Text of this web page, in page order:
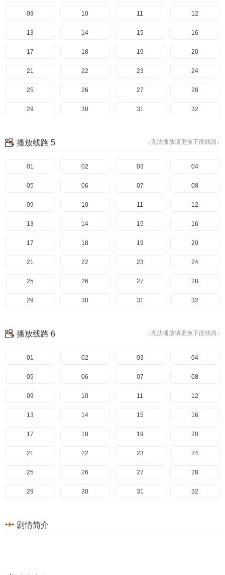
129 130 131 132
133 134 135 136
137 138 139 140
141 142 143 144
145 146 147 148
149 150 151 152
157
161 162 163 164
165 166 167 168
169 170 171 172
173 174
89 90 91 92
93 94 95 96
97 98 99 100
101 102 103 104
105 106 107 108
109 110 111 112
117
121 122 123 124
125 126 127 128
129 130 131 132
133 134 135 136
137 138 139 140
141 142 143 144
145 146 147 148
149 150 151 152
157
161 162 163 164
165 166 167 168
169 170 171 172
173 174
49 50 51 52
53 54 55 56
57 58 59 60
61 62 63 64
65 66 67 68
69 70 71 72
77
81 82 83 84
85 86 87 88
89 90 91 92
93 94 95 96
97 98 99 100
101 102 103 104
105 106 107 108
109 110 111 112
117
121 122 123 124
125 126 127 128
129 130 131 132
133 134 135 136
137 138 139 140
141 142 143 144
145 146 147 148
149 150 151 152
157
09 10 11 12
13 14 15 16
17 18 19 20
21 22 23 24
25 26 27 28
29 30 31 32
37
41 42 43 44
45 46 47 48
49 50 51 52
53 54 55 56
57 58 59 60
61 62 63 64
65 66 67 68
69 70 71 72
77
81 82 83 84
85 86 87 88
89 90 91 92
93 94 95 96
97 98 99 100
101 102 103 104
105 106 107 108
109 110 111 112
117
↓无法播放请更换下面线路↓
播放线路 5
01 02 03 04
05 06 07 08
09 10 11 12
13 14 15 16
17 18 19 20
21 22 23 24
25 26 27 28
29 30 31 32
37
41 42 43 44
45 46 47 48
49 50 51 52
53 54 55 56
57 58 59 60
61 62 63 64
65 66 67 68
69 70 71 72
77
↓无法播放请更换下面线路↓
播放线路 6
01 02 03 04
05 06 07 08
09 10 11 12
13 14 15 16
17 18 19 20
21 22 23 24
25 26 27 28
29 30 31 32
37
剧情简介